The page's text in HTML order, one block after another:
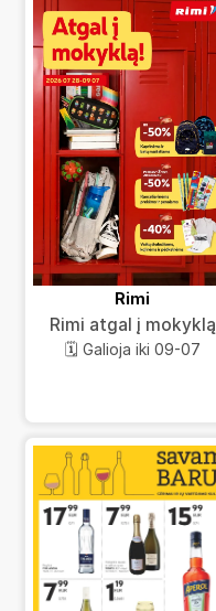
Rimi
Rimi atgal į mokyklą
🗓️ Galioja iki 09-07